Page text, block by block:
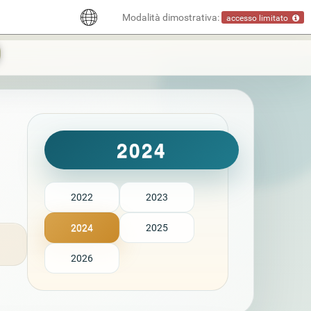
Modalità dimostrativa: accesso limitato
2024
2022 2023
2024 2025
2026